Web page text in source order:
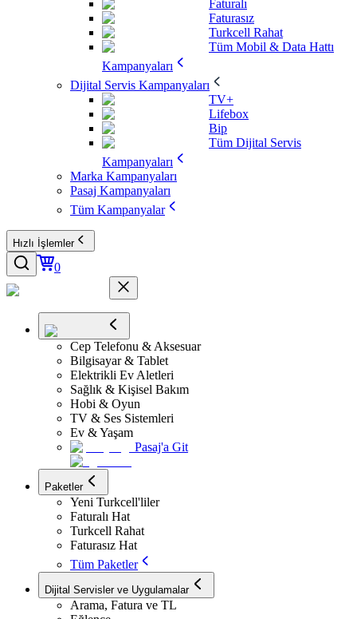
Faturalı
Faturasız
Turkcell Rahat
Tüm Mobil & Data Hattı
Kampanyaları
Dijital Servis Kampanyaları
TV+
Lifebox
Bip
Tüm Dijital Servis
Kampanyaları
Marka Kampanyaları
Pasaj Kampanyaları
Tüm Kampanyalar
Hızlı İşlemler
0
Cep Telefonu & Aksesuar
Bilgisayar & Tablet
Elektrikli Ev Aletleri
Sağlık & Kişisel Bakım
Hobi & Oyun
TV & Ses Sistemleri
Ev & Yaşam
Pasaj'a Git
Paketler
Yeni Turkcell'liler
Faturalı Hat
Turkcell Rahat
Faturasız Hat
Tüm Paketler
Dijital Servisler ve Uygulamalar
Arama, Fatura ve TL